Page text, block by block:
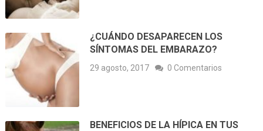
¿CUÁNDO DESAPARECEN LOS
SÍNTOMAS DEL EMBARAZO?
29 agosto, 2017 0 Comentarios
BENEFICIOS DE LA HÍPICA EN TUS